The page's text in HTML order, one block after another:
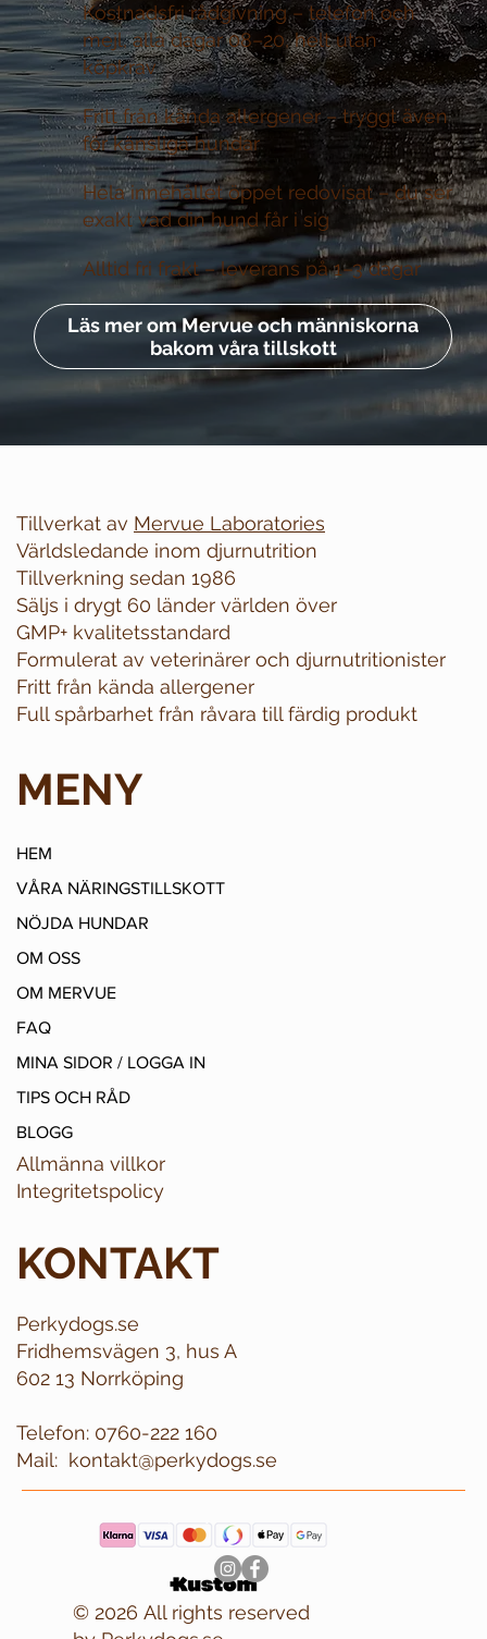
Kostnadsfri rådgivning –telefon och
mejl, alla dagar 08–20, helt utan
köpkrav
Läs mer om Mervue och människorna
bakom våra tillskott
Fritt från kända allergener –tryggt även
för känsliga hundar
Hela innehållet öppet redovisat –du ser
exakt vad din hund får i sig
Alltid fri frakt –leverans på 1–3 dagar
Tillverkat av Mervue Laboratories
Världsledande inom djurnutrition
Tillverkning sedan 1986
Säljs i drygt 60 länder världen över
GMP+ kvalitetsstandard
Formulerat av veterinärer och djurnutritionister
Fritt från kända allergener
Full spårbarhet från råvara till färdig produkt
MENY
HEM
VÅRA NÄRINGSTILLSKOTT
NÖJDA HUNDAR
OM OSS
OM MERVUE
FAQ
MINA SIDOR / LOGGA IN
TIPS OCH RÅD
BLOGG
Allmänna villkor
Integritetspolicy
KONTAKT
Perkydogs.se
Fridhemsvägen 3, hus A
602 13 Norrköping
Telefon: 0760-222 160
kontakt@perkydogs.se
Mail:
© 2026 All rights reserved